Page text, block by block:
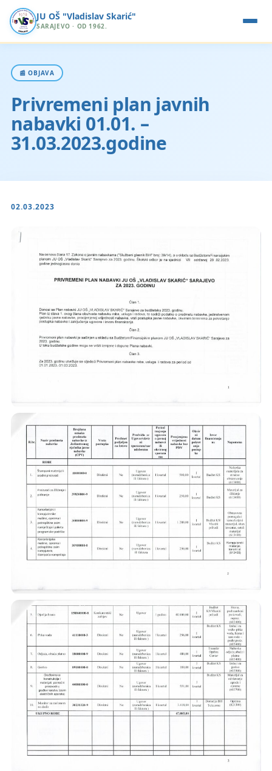
JU OŠ "Vladislav Skarić"
SARAJEVO · OD 1962.
📰 OBJAVA
Privremeni plan javnih
nabavki 01.01. –
31.03.2023.godine
02.03.2023